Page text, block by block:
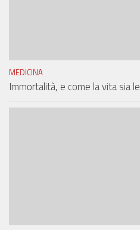
MEDICINA
Immortalità, e come la vita sia